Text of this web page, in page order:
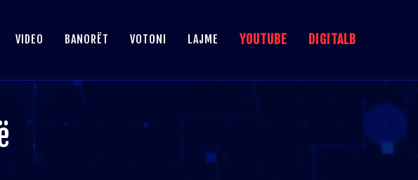
VIDEO BANORËT VOTONI LAJME YOUTUBE DIGITALB